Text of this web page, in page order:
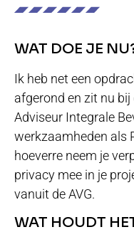
WAT DOE JE
Ik heb net een
afgerond en zit nu
Adviseur Integrale
werkzaamheden als
hoeverre neem je
privacy mee in je
vanuit de AVG.
WAT HOUDT